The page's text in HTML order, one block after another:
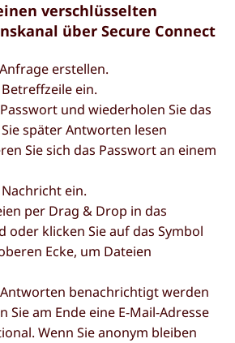
verschlüsselten
über Secure Connect
erstellen.
ein.
und wiederholen Sie das
später Antworten lesen
Sie sich das Passwort an einem
ein.
per Drag & Drop in das
oder klicken Sie auf das Symbol
Ecke, um Dateien
benachrichtigt werden
Sie am Ende eine E-Mail-Adresse
Wenn Sie anonym bleiben